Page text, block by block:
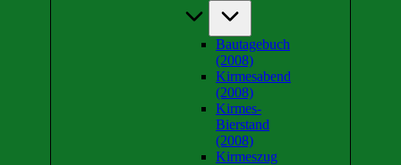
Bautagebuch
(2008)
Kirmesabend
(2008)
Kirmes-
Bierstand
(2008)
Kirmeszug